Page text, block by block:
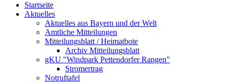
Startseite
Aktuelles
Aktuelles aus Bayern und der Welt
Amtliche Mitteilungen
Mitteilungsblatt / Heimatbote
Archiv Mitteilungsblatt
gKU "Windpark Pettendorfer Rangen"
Stromertrag
Notruftafel